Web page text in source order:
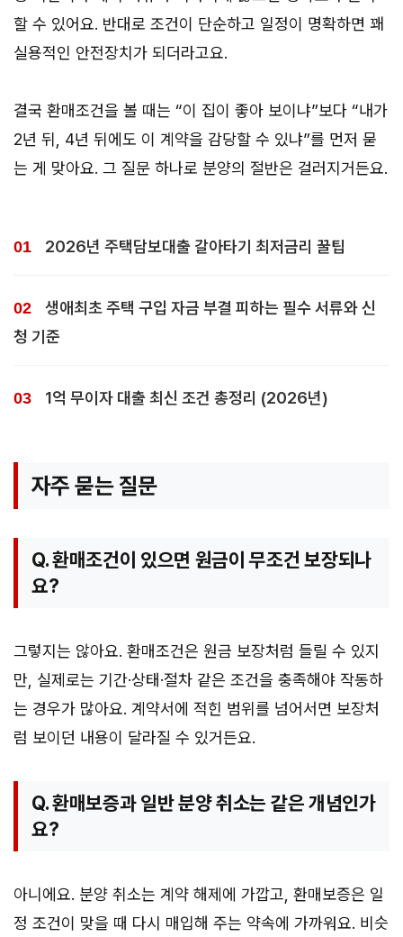
할 수 있어요. 반대로 조건이 단순하고 일정이 명확하면 꽤
실용적인 안전장치가 되더라고요.
결국 환매조건을 볼 때는 “이 집이 좋아 보이냐”보다 “내가
2년 뒤, 4년 뒤에도 이 계약을 감당할 수 있냐”를 먼저 묻
는 게 맞아요. 그 질문 하나로 분양의 절반은 걸러지거든요.
2026년 주택담보대출 갈아타기 최저금리 꿀팁
생애최초 주택 구입 자금 부결 피하는 필수 서류와 신
청 기준
1억 무이자 대출 최신 조건 총정리 (2026년)
자주 묻는 질문
Q. 환매조건이 있으면 원금이 무조건 보장되나
요?
그렇지는 않아요. 환매조건은 원금 보장처럼 들릴 수 있지
만, 실제로는 기간·상태·절차 같은 조건을 충족해야 작동하
는 경우가 많아요. 계약서에 적힌 범위를 넘어서면 보장처
럼 보이던 내용이 달라질 수 있거든요.
Q. 환매보증과 일반 분양 취소는 같은 개념인가
요?
아니에요. 분양 취소는 계약 해제에 가깝고, 환매보증은 일
정 조건이 맞을 때 다시 매입해 주는 약속에 가까워요. 비슷